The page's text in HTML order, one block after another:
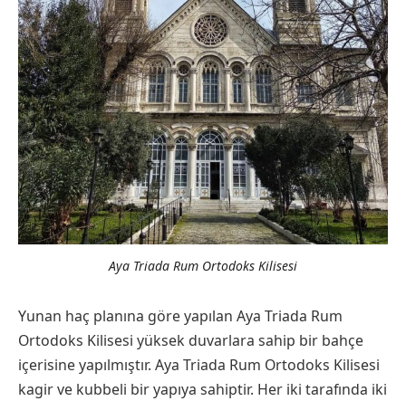
Aya Triada Rum Ortodoks Kilisesi
Yunan haç planına göre yapılan Aya Triada Rum
Ortodoks Kilisesi yüksek duvarlara sahip bir bahçe
içerisine yapılmıştır. Aya Triada Rum Ortodoks Kilisesi
kagir ve kubbeli bir yapıya sahiptir. Her iki tarafında iki